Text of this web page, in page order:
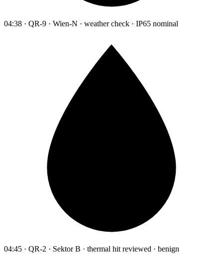
04:38 · QR-9 · Wien-N · weather check · IP65 nominal
04:45 · QR-2 · Sektor B · thermal hit reviewed · benign